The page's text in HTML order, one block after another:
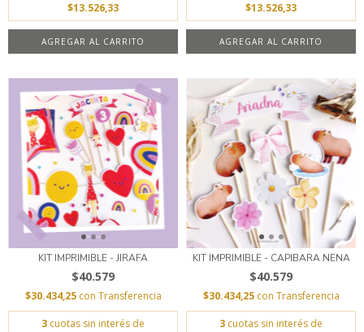
$13.526,33
AGREGAR AL CARRITO
$13.526,33
AGREGAR AL CARRITO
KIT IMPRIMIBLE - JIRAFA
$40.579
$30.434,25 con Transferencia
3 cuotas sin interés de
KIT IMPRIMIBLE - CAPIBARA NENA
$40.579
$30.434,25 con Transferencia
3 cuotas sin interés de